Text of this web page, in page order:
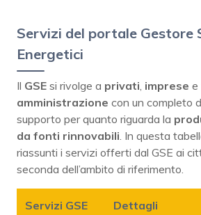
Servizi del portale Gestore
Energetici
Il GSE si rivolge a privati imprese e
amministrazione con un completo
supporto per quanto riguarda la
da fonti rinnovabili . In questa
riassunti i servizi offerti dal GSE ai
seconda dell’ambito di riferimento.
Servizi GSE Dettagli